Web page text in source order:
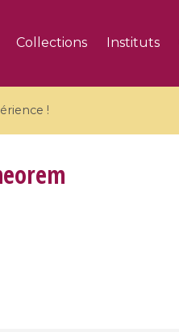
Collections Instituts
!